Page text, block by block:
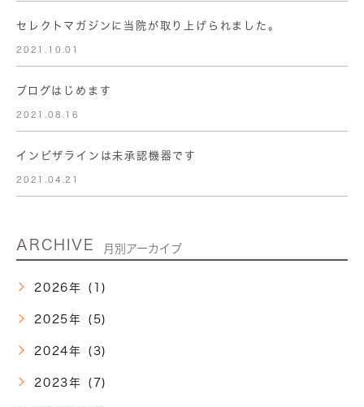
セレクトマガジンに当院が取り上げられました。
2021.10.01
ブログはじめます
2021.08.16
インビザラインは未承認機器です
2021.04.21
ARCHIVE 月別アーカイブ
2026年 (1)
2025年 (5)
2024年 (3)
2023年 (7)